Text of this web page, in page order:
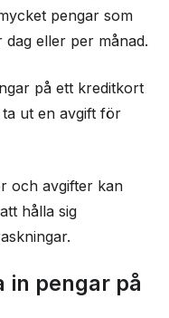
pengar som
eller per månad.
på ett kreditkort
ut en avgift för
och avgifter kan
hålla sig
in pengar på